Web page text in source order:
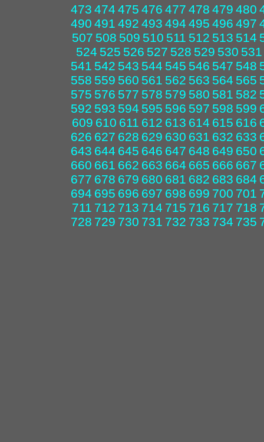
473 474 475 476 477 478 479 480
490 491 492 493 494 495 496 497
507 508 509 510 511 512 513 514
524 525 526 527 528 529 530 531
541 542 543 544 545 546 547 548
558 559 560 561 562 563 564 565
575 576 577 578 579 580 581 582
592 593 594 595 596 597 598 599
609 610 611 612 613 614 615 616
626 627 628 629 630 631 632 633
643 644 645 646 647 648 649 650
660 661 662 663 664 665 666 667
677 678 679 680 681 682 683 684
694 695 696 697 698 699 700 701
711 712 713 714 715 716 717 718
728 729 730 731 732 733 734 735